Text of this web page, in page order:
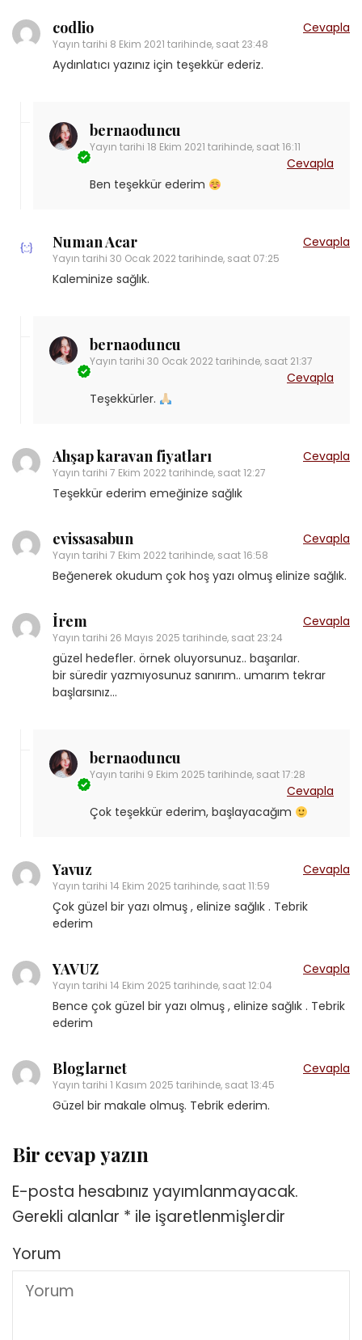
codlio
Yayın tarihi 8 Ekim 2021 tarihinde, saat 23:48
Cevapla
Aydınlatıcı yazınız için teşekkür ederiz.
bernaoduncu
Yayın tarihi 18 Ekim 2021 tarihinde, saat 16:11
Cevapla
Ben teşekkür ederim
Numan Acar
Yayın tarihi 30 Ocak 2022 tarihinde, saat 07:25
Cevapla
Kaleminize sağlık.
bernaoduncu
Yayın tarihi 30 Ocak 2022 tarihinde, saat 21:37
Cevapla
Teşekkürler.
Ahşap karavan fiyatları
Yayın tarihi 7 Ekim 2022 tarihinde, saat 12:27
Cevapla
Teşekkür ederim emeğinize sağlık
evissasabun
Yayın tarihi 7 Ekim 2022 tarihinde, saat 16:58
Cevapla
Beğenerek okudum çok hoş yazı olmuş elinize sağlık.
İrem
Yayın tarihi 26 Mayıs 2025 tarihinde, saat 23:24
Cevapla
güzel hedefler. örnek oluyorsunuz.. başarılar.
bir süredir yazmıyosunuz sanırım.. umarım tekrar
başlarsınız…
bernaoduncu
Yayın tarihi 9 Ekim 2025 tarihinde, saat 17:28
Cevapla
Çok teşekkür ederim, başlayacağım
Yavuz
Yayın tarihi 14 Ekim 2025 tarihinde, saat 11:59
Cevapla
Çok güzel bir yazı olmuş , elinize sağlık . Tebrik
ederim
YAVUZ
Yayın tarihi 14 Ekim 2025 tarihinde, saat 12:04
Cevapla
Bence çok güzel bir yazı olmuş , elinize sağlık . Tebrik
ederim
Bloglarnet
Yayın tarihi 1 Kasım 2025 tarihinde, saat 13:45
Cevapla
Güzel bir makale olmuş. Tebrik ederim.
Bir cevap yazın
E-posta hesabınız yayımlanmayacak.
Gerekli alanlar * ile işaretlenmişlerdir
Yorum